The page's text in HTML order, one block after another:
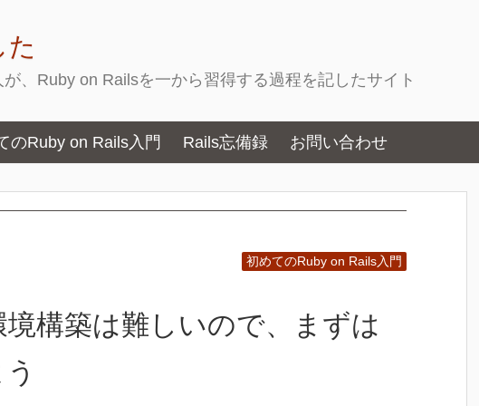
た
、Ruby on Railsを一から習得する過程を記したサイト
のRuby on Rails入門 Rails忘備録 お問い合わせ
初めてのRuby on Rails入門
構築は難しいので、まずは